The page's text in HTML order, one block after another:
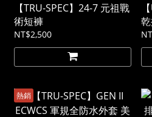
【TRU-SPEC】24-7 元祖戰
術短褲
NT$2,500
熱銷